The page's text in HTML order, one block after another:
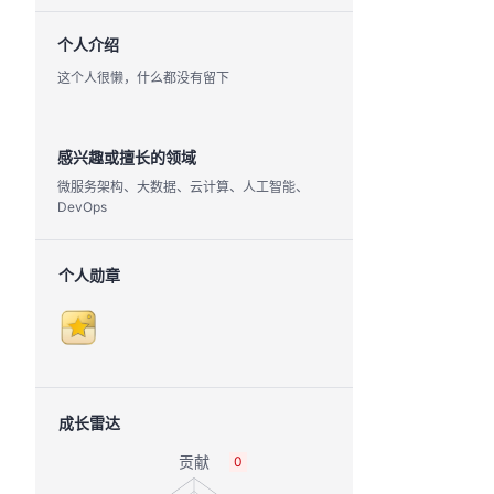
个人介绍
这个人很懒，什么都没有留下
感兴趣或擅长的领域
微服务架构、大数据、云计算、人工智能、
DevOps
个人勋章
成长雷达
0